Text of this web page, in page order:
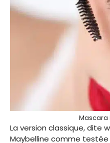
Mascara
La version classique, dite
Maybelline comme